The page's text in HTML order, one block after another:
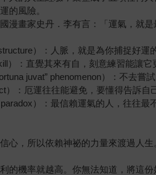
的風險。
漫畫家史丹．李有言：「運氣，就
）：人脈，就是為你捕捉好
）：直覺其來有自，刻意練習能讓它
juvat” phenomenon）：不去
）：厄運往往能避免，要懂得告訴
）：最信賴運氣的人，往往
心，所以依賴神祕的力量來渡過人
的機率就越高。你無法知道，將這